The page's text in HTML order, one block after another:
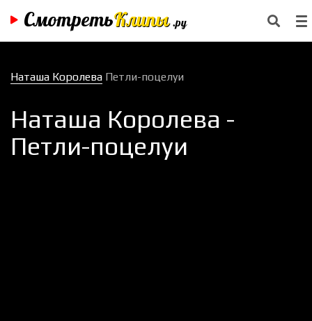
СмотретьКлипы .ру
Наташа Королева Петли-поцелуи
Наташа Королева -
Петли-поцелуи